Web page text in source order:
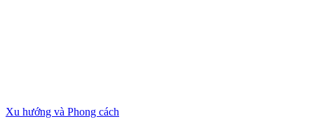
Xu hướng và Phong cách